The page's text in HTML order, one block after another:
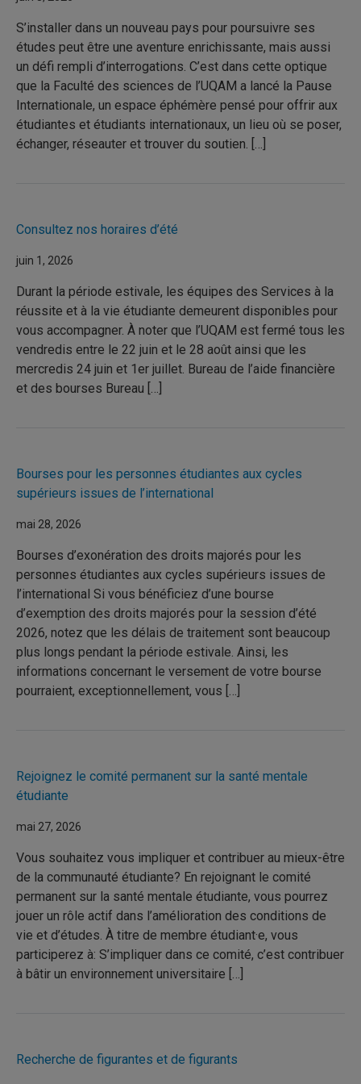
S’installer dans un nouveau pays pour poursuivre ses
études peut être une aventure enrichissante, mais aussi
un défi rempli d’interrogations. C’est dans cette optique
que la Faculté des sciences de l’UQAM a lancé la Pause
Internationale, un espace éphémère pensé pour offrir aux
étudiantes et étudiants internationaux, un lieu où se poser,
échanger, réseauter et trouver du soutien. […]
Consultez nos horaires d’été
juin 1, 2026
Durant la période estivale, les équipes des Services à la
réussite et à la vie étudiante demeurent disponibles pour
vous accompagner. À noter que l’UQAM est fermé tous les
vendredis entre le 22 juin et le 28 août ainsi que les
mercredis 24 juin et 1er juillet. Bureau de l’aide financière
et des bourses Bureau […]
Bourses pour les personnes étudiantes aux cycles
supérieurs issues de l’international
mai 28, 2026
Bourses d’exonération des droits majorés pour les
personnes étudiantes aux cycles supérieurs issues de
l’international Si vous bénéficiez d’une bourse
d’exemption des droits majorés pour la session d’été
2026, notez que les délais de traitement sont beaucoup
plus longs pendant la période estivale. Ainsi, les
informations concernant le versement de votre bourse
pourraient, exceptionnellement, vous […]
Rejoignez le comité permanent sur la santé mentale
étudiante
mai 27, 2026
Vous souhaitez vous impliquer et contribuer au mieux-être
de la communauté étudiante? En rejoignant le comité
permanent sur la santé mentale étudiante, vous pourrez
jouer un rôle actif dans l’amélioration des conditions de
vie et d’études. À titre de membre étudiant·e, vous
participerez à: S’impliquer dans ce comité, c’est contribuer
à bâtir un environnement universitaire […]
Recherche de figurantes et de figurants